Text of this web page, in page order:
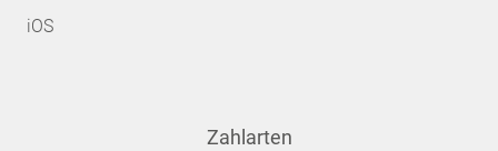
iOS
Zahlarten